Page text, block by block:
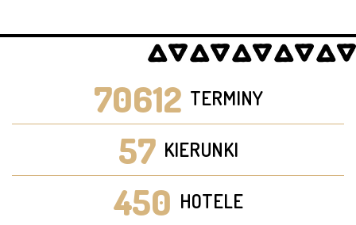
70612 TERMINY
57 KIERUNKI
450 HOTELE